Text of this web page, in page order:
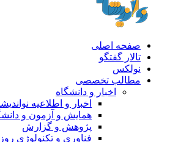
صفحه اصلی
تالار گفتگو
نولکس
مطالب تخصصی
اخبار و دانشگاه
اخبار و اطلاعیه نواندیشان
همایش و آزمون و دانشگاه
پژوهش و گزارش
فناوری و تکنولوژی روز